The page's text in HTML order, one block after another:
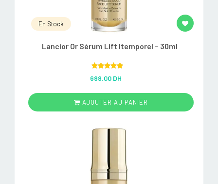
En Stock
Lancior Or Sérum Lift Itemporel – 30ml
out of 5
699.00 DH
AJOUTER AU PANIER